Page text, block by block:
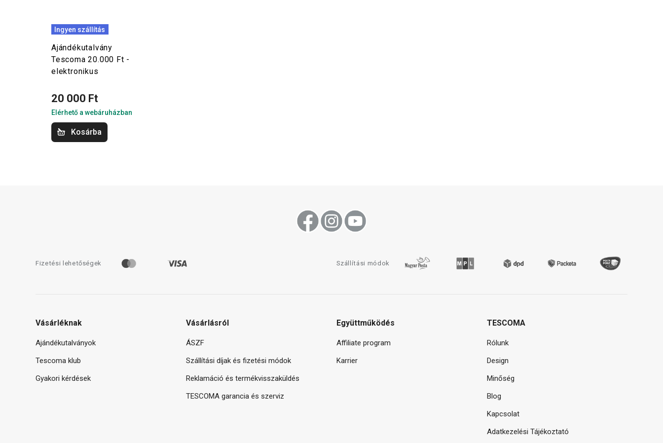
Ingyen szállítás
Ajándékutalvány
Tescoma 20.000 Ft -
elektronikus
20 000 Ft
Elérhető a webáruházban
Kosárba
Fizetési lehetőségek Szállítási módok
Vásárléknak
Ajándékutalványok
Tescoma klub
Gyakori kérdések
Vásárlásról
ÁSZF
Szállítási díjak és fizetési módok
Reklamáció és termékvisszaküldés
TESCOMA garancia és szerviz
Együttműködés
Affiliate program
Karrier
TESCOMA
Rólunk
Design
Minőség
Blog
Kapcsolat
Adatkezelési Tájékoztató